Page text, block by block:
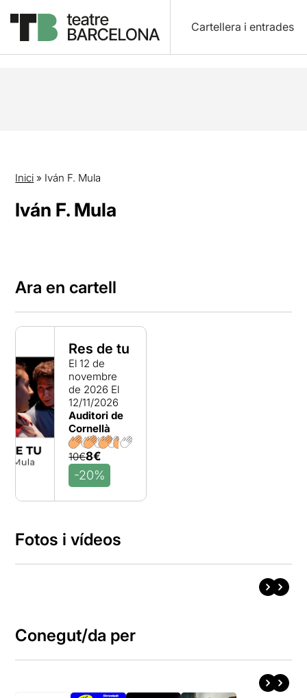
Cartellera i entrades
Inici » Iván F. Mula
Iván F. Mula
Ara en cartell
Res de tu
El 12 de
novembre
de 2026 El
12/11/2026
Auditori de
Cornellà
10€8€
-20%
Fotos i vídeos
Conegut/da per